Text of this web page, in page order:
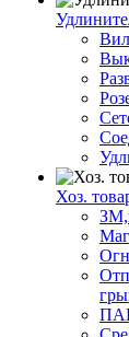
Хоз.